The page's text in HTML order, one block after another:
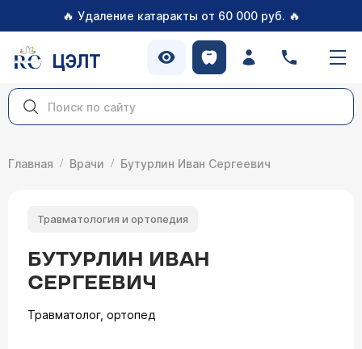
🔥 Удаление катаракты от 60 000 руб. 🔥
ЦЭЛТ
Главная Врачи Бутурлин Иван Сергеевич
Травматология и ортопедия
БУТУРЛИН ИВАН
СЕРГЕЕВИЧ
Травматолог, ортопед